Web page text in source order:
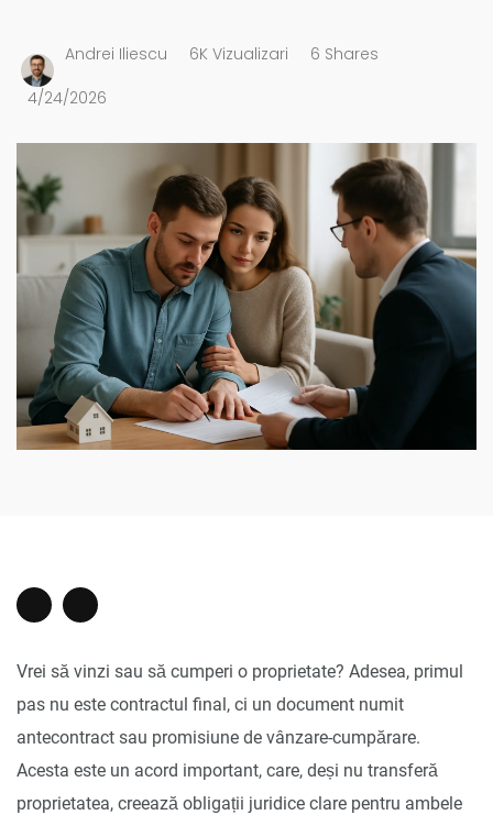
Andrei Iliescu 6K Vizualizari 6 Shares
4/24/2026
Vrei să vinzi sau să cumperi o proprietate? Adesea, primul
pas nu este contractul final, ci un document numit
antecontract sau promisiune de vânzare-cumpărare.
Acesta este un acord important, care, deși nu transferă
proprietatea, creează obligații juridice clare pentru ambele